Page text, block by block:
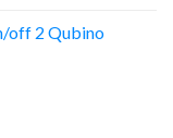
off 2 Qubino